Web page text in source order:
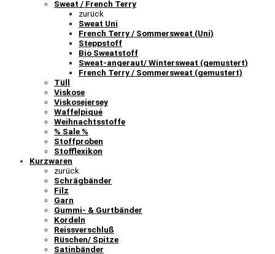
Sweat / French Terry
zurück
Sweat Uni
French Terry / Sommersweat (Uni)
Steppstoff
Bio Sweatstoff
Sweat-angeraut/ Wintersweat (gemustert)
French Terry / Sommersweat (gemustert)
Tüll
Viskose
Viskosejersey
Waffelpiqué
Weihnachtsstoffe
% Sale %
Stoffproben
Stofflexikon
Kurzwaren
zurück
Schrägbänder
Filz
Garn
Gummi- & Gurtbänder
Kordeln
Reissverschluß
Rüschen/ Spitze
Satinbänder